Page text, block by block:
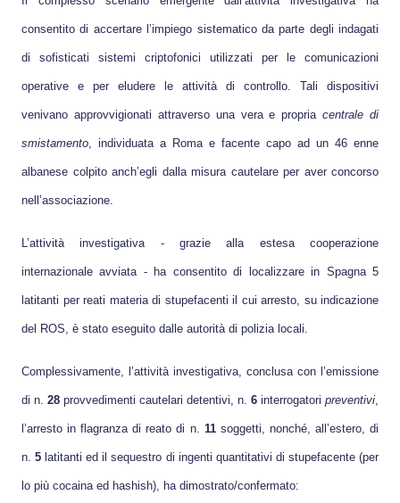
consentito di accertare l’impiego sistematico da parte degli indagati
di sofisticati sistemi criptofonici utilizzati per le comunicazioni
operative e per eludere le attività di controllo. Tali dispositivi
venivano approvvigionati attraverso una vera e propriacentrale di
smistamento, individuata a Roma e facente capo ad un 46 enne
albanese colpito anch’egli dalla misura cautelare per aver concorso
nell’associazione.
L’attività investigativa - grazie alla estesa cooperazione
internazionale avviata - ha consentito di localizzare in Spagna 5
latitanti per reati materia di stupefacenti il cui arresto, su indicazione
del ROS, è stato eseguito dalle autorità di polizia locali.
Complessivamente, l’attività investigativa, conclusa con l’emissione
di n. 28 provvedimenti cautelari detentivi, n. 6 interrogatori preventivi,
l’arresto in flagranza di reato di n. 11soggetti, nonché, all’estero, di
n.5 latitanti ed il sequestro di ingenti quantitativi di stupefacente (per
lo più cocaina ed hashish), ha dimostrato/confermato: